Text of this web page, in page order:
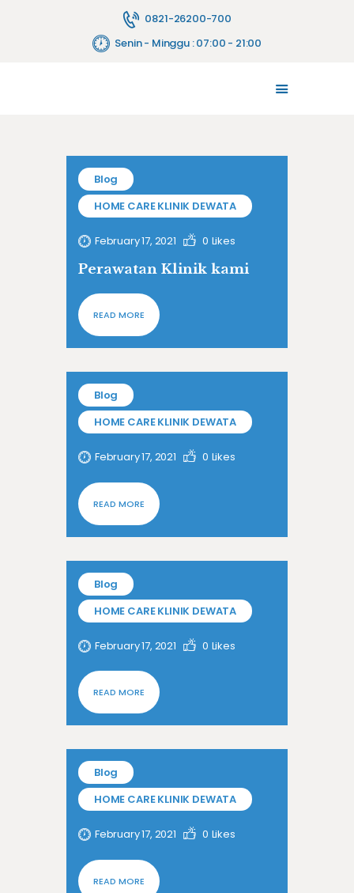
0821-26200-700
Senin - Minggu : 07:00 - 21:00
FASILITAS
PENYEWAAN ALAT
HUBUNGI KAMI
BLOG
Blog
HOME CARE KLINIK DEWATA
February 17, 2021 0 Likes
Perawatan Klinik kami
READ MORE
Blog
HOME CARE KLINIK DEWATA
February 17, 2021 0 Likes
READ MORE
Blog
HOME CARE KLINIK DEWATA
February 17, 2021 0 Likes
READ MORE
Blog
HOME CARE KLINIK DEWATA
February 17, 2021 0 Likes
READ MORE